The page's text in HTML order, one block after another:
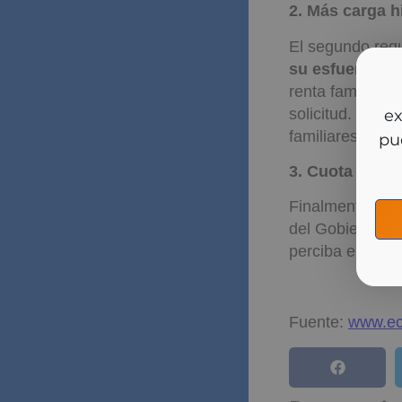
y
2. Más carga
El segundo
su esfuerzo
renta familiar-
solicitud. Otra
familiares de
3. Cuota
Finalmente,
del Gobierno,
perciba el
Fuente: